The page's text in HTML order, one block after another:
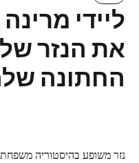
ליידי
את הנזר
החתונה
נזר משופע בהיסטוריה